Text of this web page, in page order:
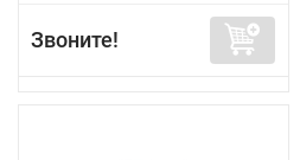
Звоните!